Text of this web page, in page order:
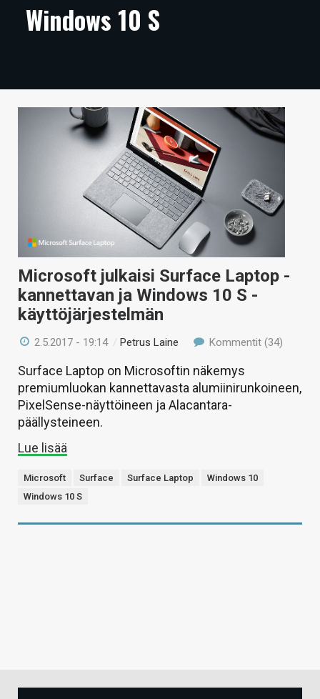
ARTIKKELIT
TECHBBS
HAKU
Windows 10 S
Microsoft julkaisi Surface Laptop -
kannettavan ja Windows 10 S -
käyttöjärjestelmän
2.5.2017 - 19:14 /Petrus Laine Kommentit (34)
Surface Laptop on Microsoftin näkemys
premiumluokan kannettavasta alumiinirunkoineen,
PixelSense-näyttöineen ja Alacantara-
päällysteineen.
Lue lisää
Microsoft Surface Surface Laptop
Windows 10
Windows 10 S